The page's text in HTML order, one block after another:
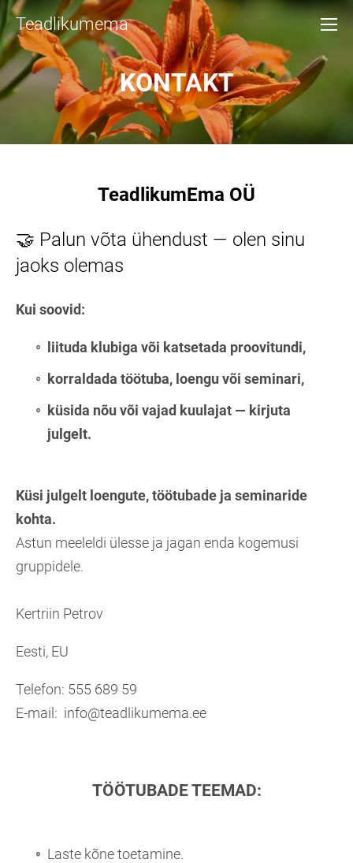
Teadlikumema
KONTAKT
TeadlikumEma OÜ
🤝 Palun võta ühendust — olen sinu
jaoks olemas
Kui soovid:
liituda klubiga või katsetada proovitundi,
korraldada töötuba, loengu või seminari,
küsida nõu või vajad kuulajat — kirjuta
julgelt.
Küsi julgelt loengute, töötubade ja seminaride
kohta.
Astun meeleldi ülesse ja jagan enda kogemusi
gruppidele.
Kertriin Petrov
Eesti, EU
Telefon: 555 689 59
E-mail: info@teadlikumema.ee
TÖÖTUBADE TEEMAD:
Laste kõne toetamine.